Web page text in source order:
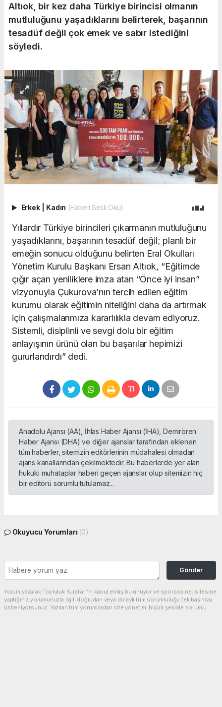
Altıok, bir kez daha Türkiye birincisi olmanın
mutluluğunu yaşadıklarını belirterek, başarının
tesadüf değil çok emek ve sabır istediğini
söyledi.
Erkek Kadın (Haberi Sesli Oku)
Yıllardır Türkiye birincileri çıkarmanın mutluluğunu
yaşadıklarını, başarının tesadüf değil; planlı bir
emeğin sonucu olduğunu belirten Eral Okulları
Yönetim Kurulu Başkanı Ersan Altıok, “Eğitimde
çığır açan yeniliklere imza atan “Önce iyi insan”
vizyonuyla Çukurova’nın tercih edilen eğitim
kurumu olarak eğitimin niteliğini daha da artırmak
için çalışmalarımıza kararlılıkla devam ediyoruz.
Sistemli, disiplinli ve sevgi dolu bir eğitim
anlayışının ürünü olan bu başarılar hepimizi
gururlandırdı” dedi.
Anadolu Ajansı (AA), İhlas Haber Ajansı (İHA), Demirören
Haber Ajansı (DHA) ve diğer ajanslar tarafından eklenen
tüm haberler, sitemizin editörlerinin müdahalesi olmadan
ajans kanallarından çekilmektedir. Bu haberlerde yer alan
hukuki muhataplar haberi geçen ajanslar olup sitemizin hiç
bir editörü sorumlu tutulamaz...
Okuyucu Yorumları (0)
Gönder
Yorum yazarak Topluluk Kuralları’nı kabul etmiş bulunuyor ve sporbox.net sitesine
yaptığınız yorumunuzla ilgili doğrudan veya dolaylı tüm sorumluluğu tek başınıza
üstleniyorsunuz. Yazılan tüm yorumlardan site yönetimi hiçbir şekilde sorumlu